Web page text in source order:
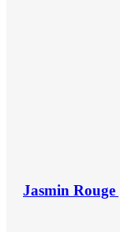
ادوپرفیوم جاسمین رژ برندینی 33 میل Jasmin Rouge